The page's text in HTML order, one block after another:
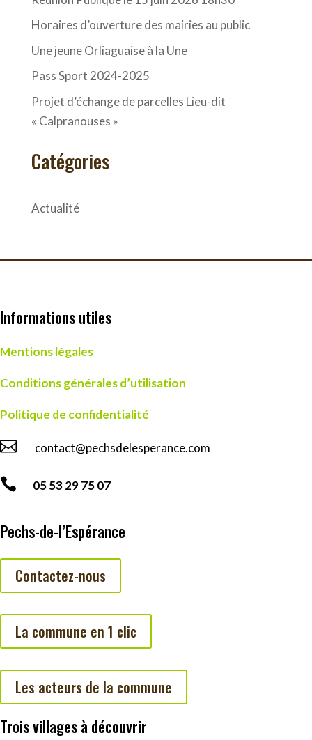
Horaires d’ouverture des mairies au public
Une jeune Orliaguaise à la Une
Pass Sport 2024-2025
Projet d’échange de parcelles Lieu-dit
« Calpranouses »
Catégories
Actualité
Informations utiles
Mentions légales
Conditions générales d’utilisation
Politique de confidentialité
 contact@pechsdelesperance.com
 05 53 29 75 07
Pechs-de-l’Espérance
Contactez-nous
La commune en 1 clic
Les acteurs de la commune
Trois villages à découvrir